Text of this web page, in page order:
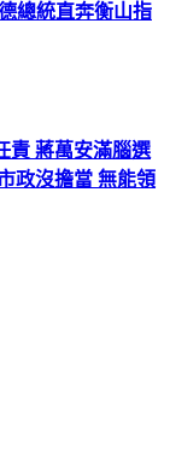
總統直奔衡山指
責 蔣萬安滿腦選
政沒擔當 無能領